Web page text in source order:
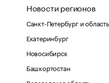
Новости регионов
Санкт-Петербург и область
Екатеринбург
Новосибирск
Башкортостан